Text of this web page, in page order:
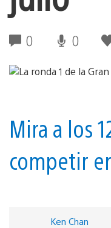
0 0
Mira a los
competir
Ken Chan